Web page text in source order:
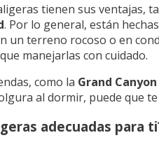
tienen sus ventajas,
. Por lo general, están
un terreno rocoso o en
manejarlas con cuidado.
como la Grand
al dormir, puede que
adecuadas para